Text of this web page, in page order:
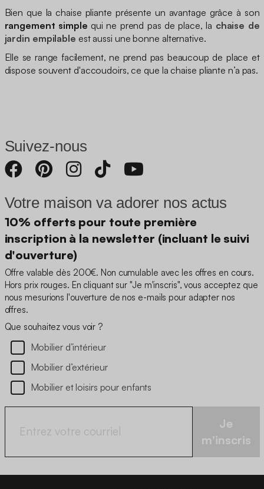
Bien que la chaise pliante présente un avantage grâce à son
rangement simple qui ne prend pas de place, la chaise de
jardin empilable est aussi une bonne alternative.
Elle se range facilement, ne prend pas beaucoup de place et
dispose souvent d'accoudoirs, ce que la chaise pliante n’a pas.
Suivez-nous
Votre maison va adorer nos actus
10% offerts pour toute première
inscription à la newsletter (incluant le suivi
d'ouverture)
Offre valable dès 200€. Non cumulable avec les offres en cours.
Hors prix rouges. En cliquant sur "Je m'inscris", vous acceptez que
nous mesurions l'ouverture de nos e-mails pour adapter nos
offres.
Que souhaitez vous voir ?
Mobilier d’intérieur
Mobilier d’extérieur
Mobilier et loisirs pour enfants
Je
m'inscris